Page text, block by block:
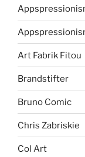
Art Fabrik Fitou
Brandstifter
Bruno Comic
Chris Zabriskie
Col Art